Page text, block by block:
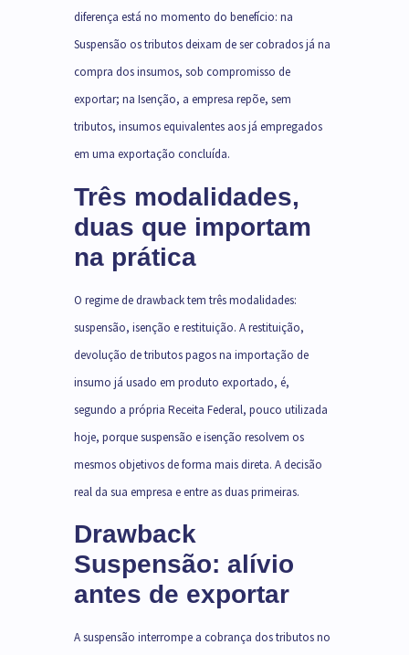
diferença está no momento do benefício: na
Suspensão os tributos deixam de ser cobrados já na
compra dos insumos, sob compromisso de
exportar; na Isenção, a empresa repõe, sem
tributos, insumos equivalentes aos já empregados
em uma exportação concluída.
Três modalidades,
duas que importam
na prática
O regime de drawback tem três modalidades:
suspensão, isenção e restituição. A restituição,
devolução de tributos pagos na importação de
insumo já usado em produto exportado, é,
segundo a própria Receita Federal, pouco utilizada
hoje, porque suspensão e isenção resolvem os
mesmos objetivos de forma mais direta. A decisão
real da sua empresa e entre as duas primeiras.
Drawback
Suspensão: alívio
antes de exportar
A suspensão interrompe a cobrança dos tributos no